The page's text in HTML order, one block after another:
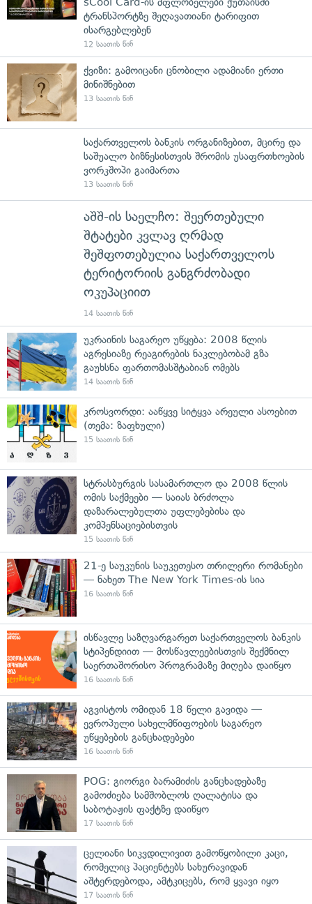
ტრანსპორტზე შეღავათიანი ტარიფით
ისარგებლებენ
12 საათის წინ
ქვიზი: გამოიცანი ცნობილი ადამიანი ერთი
მინიშნებით
13 საათის წინ
საქართველოს ბანკის ორგანიზებით, მცირე და
საშუალო ბიზნესისთვის შრომის უსაფრთხოების
ვორკშოპი გაიმართა
13 საათის წინ
აშშ-ის საელჩო: შეერთებული
შტატები კვლავ ღრმად
შეშფოთებულია საქართველოს
ტერიტორიის განგრძობადი
ოკუპაციით
14 საათის წინ
უკრაინის საგარეო უწყება: 2008 წლის
აგრესიაზე რეაგირების ნაკლებობამ გზა
გაუხსნა ფართომასშტაბიან ომებს
14 საათის წინ
კროსვორდი: ააწყვე სიტყვა არეული ასოებით
(თემა: ზაფხული)
15 საათის წინ
სტრასბურგის სასამართლო და 2008 წლის
ომის საქმეები — საიას ბრძოლა
დაზარალებულთა უფლებებისა და
კომპენსაციებისთვის
15 საათის წინ
21-ე საუკუნის საუკეთესო თრილერი რომანები
— ნახეთ The New York Times-ის სია
16 საათის წინ
ისწავლე საზღვარგარეთ საქართველოს ბანკის
სტიპენდიით — მოსწავლეებისთვის შექმნილ
საერთაშორისო პროგრამაზე მიღება დაიწყო
16 საათის წინ
აგვისტოს ომიდან 18 წელი გავიდა —
ევროპული სახელმწიფოების საგარეო
უწყებების განცხადებები
16 საათის წინ
POG: გიორგი ბარამიძის განცხადებაზე
გამოძიება სამშობლოს ღალატისა და
საბოტაჟის ფაქტზე დაიწყო
17 საათის წინ
ცელიანი სიკვდილივით გამოწყობილი კაცი,
რომელიც პაციენტებს სახურავიდან
აშტერდებოდა, ამტკიცებს, რომ ყვავი იყო
17 საათის წინ